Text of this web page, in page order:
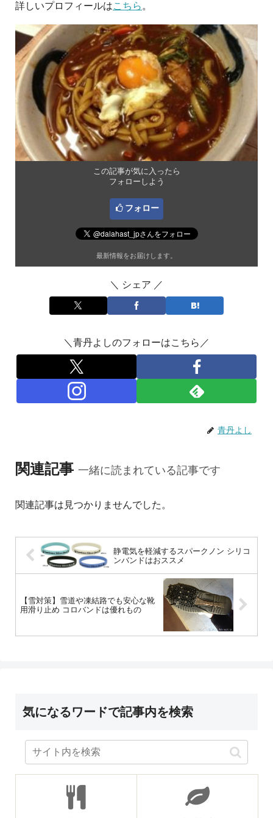
詳しいプロフィールはこちら 。
この記事が気に入ったら
フォローしよう
フォロー
最新情報をお届けします。
＼ シェア ／
＼青丹よしのフォローはこちら／
青丹よし
関連記事 一緒に読まれている記事です
関連記事は見つかりませんでした。
静電気を軽減するスパークノン シリコ
ンバンドはおススメ
【雪対策】雪道や凍結路でも安心な靴
用滑り止め コロバンドは優れもの
気になるワードで記事内を検索